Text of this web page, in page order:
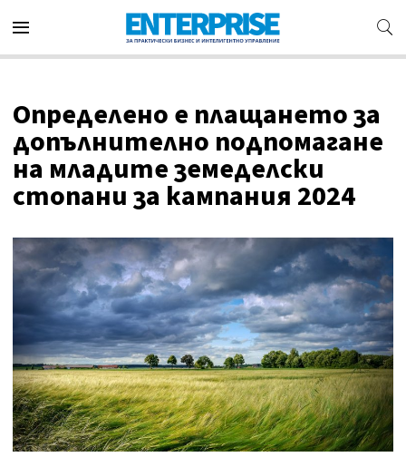
Определено е плащането за
допълнително подпомагане
на младите земеделски
стопани за кампания 2024